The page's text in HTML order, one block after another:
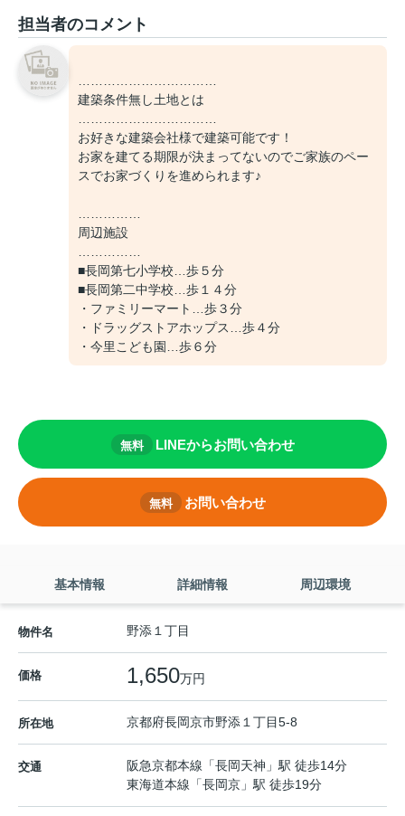
担当者のコメント
建築条件無し土地とは
お好きな建築会社様で建築可能です！
お家を建てる期限が決まってないのでご家族のペー
スでお家づくりを進められます♪
周辺施設
■長岡第七小学校…歩５分
■長岡第二中学校…歩１４分
・ファミリーマート…歩３分
・ドラッグストアホップス…歩４分
・今里こども園…歩６分
無料 LINEからお問い合わせ
無料 お問い合わせ
基本情報 詳細情報 周辺環境
物件名 野添１丁目
価格 1,650万円
所在地 京都府長岡京市野添 １丁目5-8
交通 阪急京都本線 「長岡天神 」駅 徒歩14分
東海道本線 「長岡京 」駅 徒歩19分